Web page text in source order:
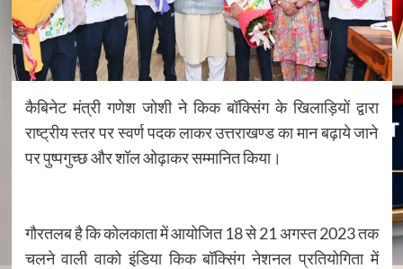
कैबिनेट मंत्री गणेश जोशी ने किक बॉक्सिंग के खिलाड़ियों द्वारा
राष्ट्रीय स्तर पर स्वर्ण पदक लाकर उत्तराखण्ड का मान बढ़ाये जाने
पर पुष्पगुच्छ और शॉल ओढ़ाकर सम्मानित किया।
गौरतलब है कि कोलकाता में आयोजित 18 से 21 अगस्त 2023 तक
चलने वाली वाको इंडिया किक बॉक्सिंग नेशनल प्रतियोगिता में